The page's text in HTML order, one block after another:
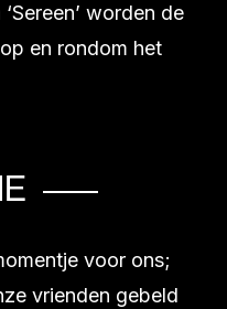
worden de
en rondom het
voor ons;
vrienden gebeld